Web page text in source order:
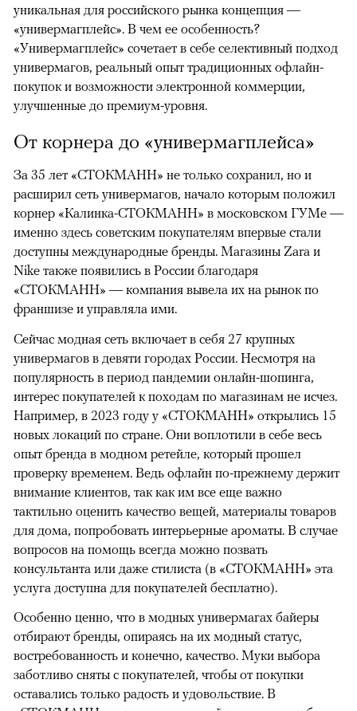
уникальная для российского рынка концепция —
«универмагплейс». В чем ее особенность?
«Универмагплейс» сочетает в себе селективный подход
универмагов, реальный опыт традиционных офлайн-
покупок и возможности электронной коммерции,
улучшенные до премиум-уровня.
От корнера до «универмагплейса»
За 35 лет «СТОКМАНН» не только сохранил, но и
расширил сеть универмагов, начало которым положил
корнер «Калинка-СТОКМАНН» в московском ГУМе —
именно здесь советским покупателям впервые стали
доступны международные бренды. Магазины Zara и
Nike также появились в России благодаря
«СТОКМАНН» — компания вывела их на рынок по
франшизе и управляла ими.
Сейчас модная сеть включает в себя 27 крупных
универмагов в девяти городах России. Несмотря на
популярность в период пандемии онлайн-шопинга,
интерес покупателей к походам по магазинам не исчез.
Например, в 2023 году у «СТОКМАНН» открылись 15
новых локаций по стране. Они воплотили в себе весь
опыт бренда в модном ретейле, который прошел
проверку временем. Ведь офлайн по-прежнему держит
внимание клиентов, так как им все еще важно
тактильно оценить качество вещей, материалы товаров
для дома, попробовать интерьерные ароматы. В случае
вопросов на помощь всегда можно позвать
консультанта или даже стилиста (в «СТОКМАНН» эта
услуга доступна для покупателей бесплатно).
Особенно ценно, что в модных универмагах байеры
отбирают бренды, опираясь на их модный статус,
востребованность и конечно, качество. Муки выбора
заботливо сняты с покупателей, чтобы от покупки
оставались только радость и удовольствие. В